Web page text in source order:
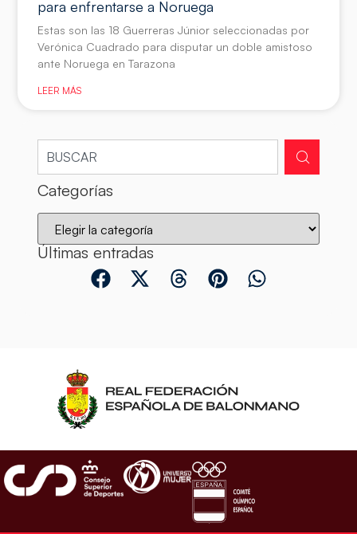
para enfrentarse a Noruega
Estas son las 18 Guerreras Júnior seleccionadas por
Verónica Cuadrado para disputar un doble amistoso
ante Noruega en Tarazona
LEER MÁS
Categorías
Últimas entradas